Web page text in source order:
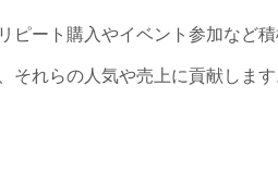
ート購入やイベント参加など
それらの人気や売上に貢献します